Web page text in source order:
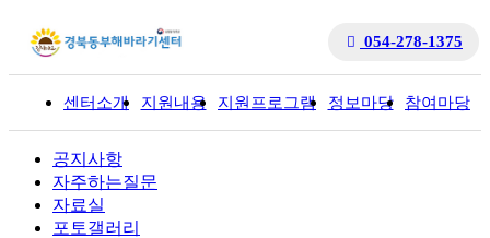
054-278-1375
센터소개 지원내용 지원프로그램 정보마당 참여마당
공지사항
자주하는질문
자료실
포토갤러리